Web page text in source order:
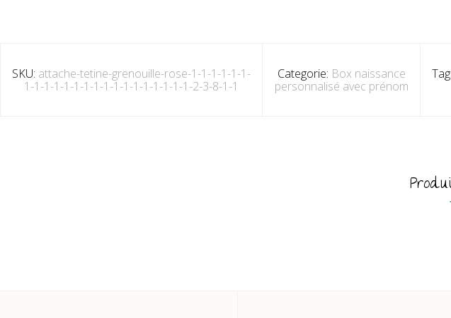
SKU: attache-tetine-grenouille-rose-1-1-1-1-1-1-
1-1-1-1-1-1-1-1-1-1-1-1-1-1-1-1-1-2-3-8-1-1
Categorie: Box naissance
personnalisé avec prénom